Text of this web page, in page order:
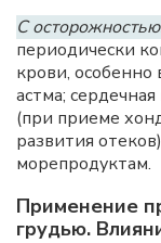
С
периодически
крови, особенно
астма;
(при приеме
развития
морепродуктам.
Применение
грудью.